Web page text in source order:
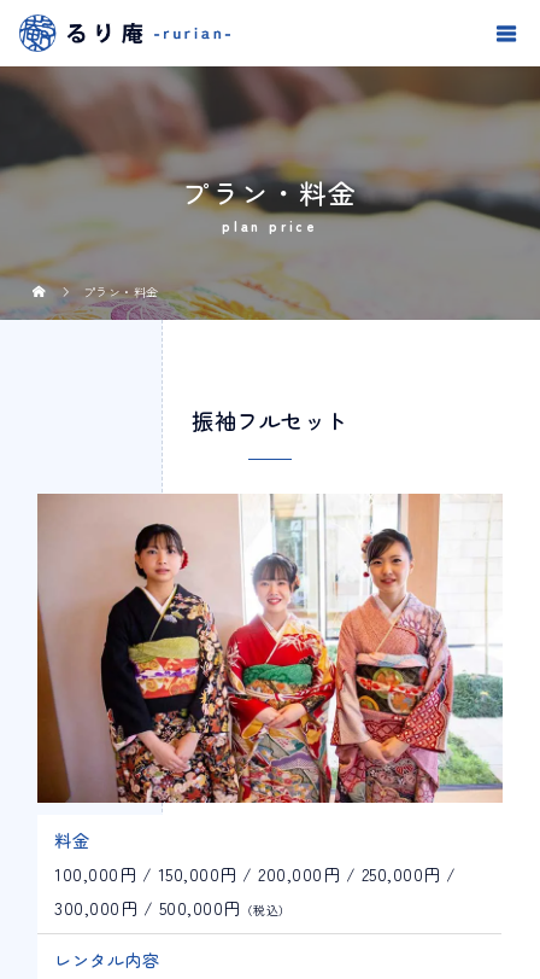
プラン・料金
plan price
プラン・料金
振袖フルセット
料金
100,000円 / 150,000円 / 200,000円 / 250,000円 /
300,000円 / 500,000円 （税込）
レンタル内容